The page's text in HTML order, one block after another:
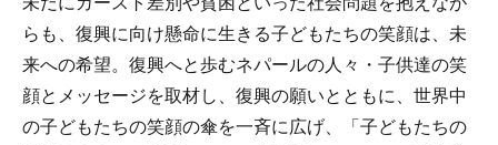
らも、復興に向け懸命に生きる子どもたちの笑顔は、未
来への希望。復興へと歩むネパールの人々・子供達の笑
顔とメッセージを取材し、復興の願いとともに、世界中
の子どもたちの笑顔の傘を一斉に広げ、「子どもたちの